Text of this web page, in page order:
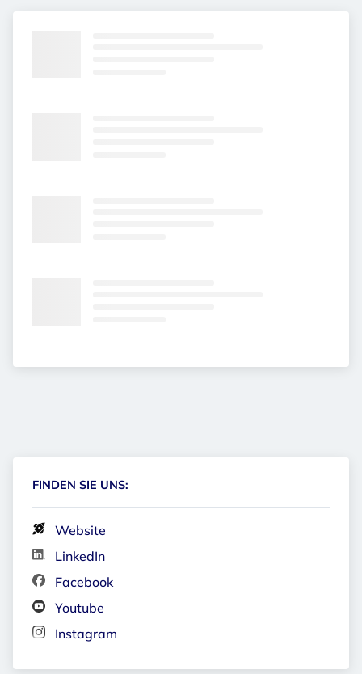
FINDEN SIE UNS:
Website
LinkedIn
Facebook
Youtube
Instagram